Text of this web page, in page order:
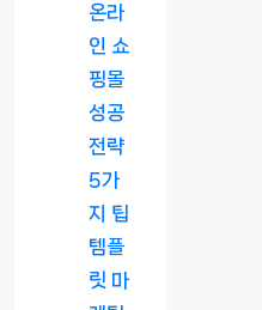
온라
인 쇼
핑몰
성공
전략
5가
지 팁
템플
릿 마